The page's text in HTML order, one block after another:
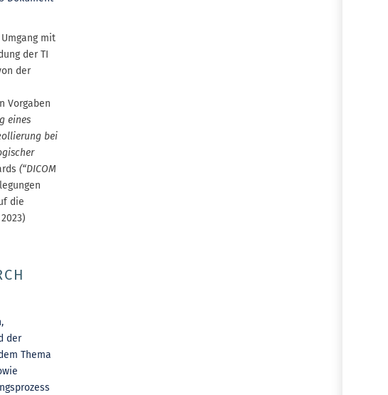
mit
der TI
der
Vorgaben
eines
bei
(“DICOM
die
der
Thema